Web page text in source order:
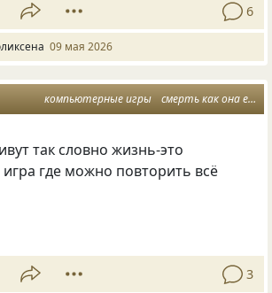
6
09 мая 2026
компьютерные игры смерть как она есть
так словно жизнь-это
где можно повторить всё
3